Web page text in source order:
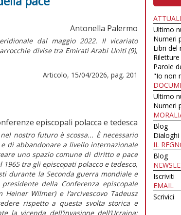
Antonella Palermo
dal maggio 2022. Il vicariato
divise tra Emirati Arabi Uniti (9),
Articolo, 15/04/2026, pag. 201
episcopali polacca e tedesca
nostro futuro è scossa... È necessario
di abbandonare a livello internazionale
uno spazio comune di diritto e pace
tra gli episcopati polacco e tedesco,
durante la Seconda guerra mondiale e
della Conferenza episcopale
Wilmer) e l’arcivescovo Tadeusz
rispetto a questa svolta storica e
la vicenda dell’invasione dell’Ucraina:
Ultimo
Numeri
Libri del
Riletture
Parole
"Io non
Ultimo
Numeri
Blog
Dialoghi
IL
Blog
Iscriviti
EMAIL
Scrivici